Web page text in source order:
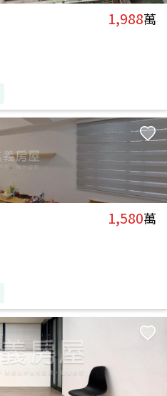
1,988萬
1,580萬